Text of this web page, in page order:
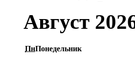
Август
ПнПонедельник